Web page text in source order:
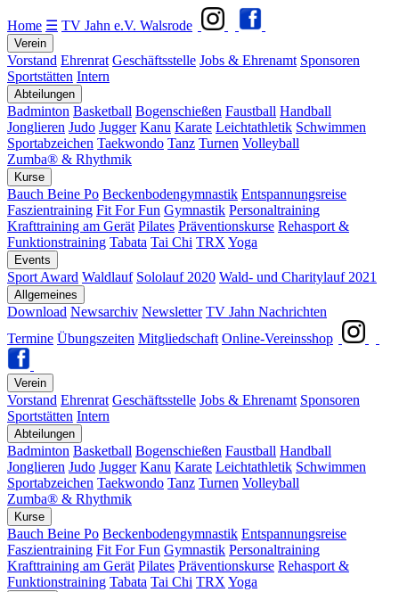
Home ☰ TV Jahn e.V. Walsrode
Verein
Vorstand Ehrenrat Geschäftsstelle Jobs & Ehrenamt Sponsoren
Sportstätten Intern
Abteilungen
Badminton Basketball Bogenschießen Faustball Handball
Jonglieren Judo Jugger Kanu Karate Leichtathletik Schwimmen
Sportabzeichen Taekwondo Tanz Turnen Volleyball
Zumba® & Rhythmik
Kurse
Bauch Beine Po Beckenbodengymnastik Entspannungsreise
Faszientraining Fit For Fun Gymnastik Personaltraining
Krafttraining am Gerät Pilates Präventionskurse Rehasport &
Funktionstraining Tabata Tai Chi TRX Yoga
Events
Sport Award Waldlauf Sololauf 2020 Wald- und Charitylauf 2021
Allgemeines
Download Newsarchiv Newsletter TV Jahn Nachrichten
Termine Übungszeiten Mitgliedschaft Online-Vereinsshop
Verein
Vorstand Ehrenrat Geschäftsstelle Jobs & Ehrenamt Sponsoren
Sportstätten Intern
Abteilungen
Badminton Basketball Bogenschießen Faustball Handball
Jonglieren Judo Jugger Kanu Karate Leichtathletik Schwimmen
Sportabzeichen Taekwondo Tanz Turnen Volleyball
Zumba® & Rhythmik
Kurse
Bauch Beine Po Beckenbodengymnastik Entspannungsreise
Faszientraining Fit For Fun Gymnastik Personaltraining
Krafttraining am Gerät Pilates Präventionskurse Rehasport &
Funktionstraining Tabata Tai Chi TRX Yoga